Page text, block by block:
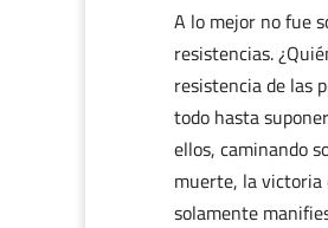
A lo mejor no fue
resistencias.
resistencia de las
todo hasta
ellos, caminando
muerte, la victoria
solamente